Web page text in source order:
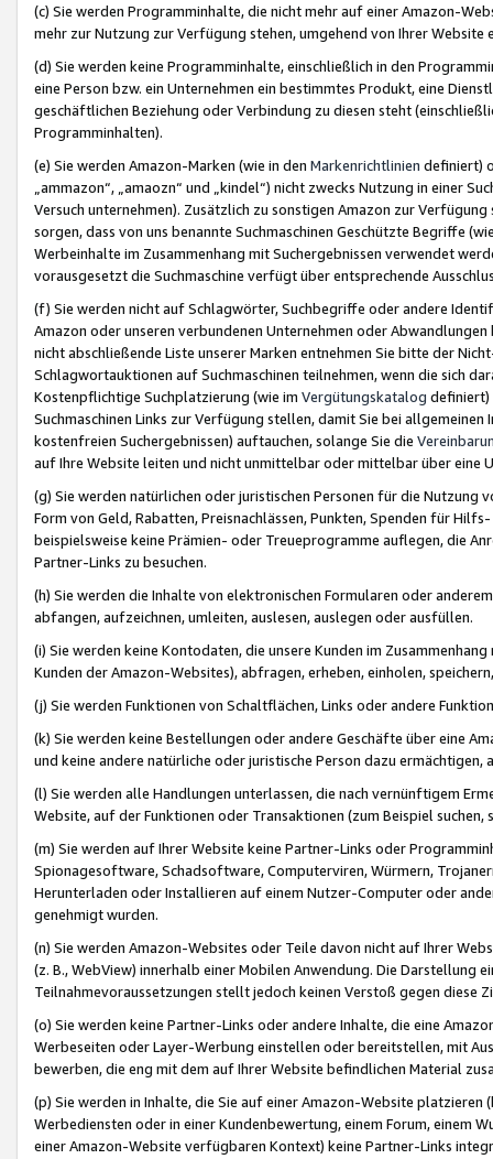
(c) Sie werden Programminhalte, die nicht mehr auf einer Amazon-
mehr zur Nutzung zur Verfügung stehen, umgehend von Ihrer
(d) Sie werden keine Programminhalte, einschließlich in den
eine Person bzw. ein Unternehmen ein bestimmtes Produkt, eine
geschäftlichen Beziehung oder Verbindung zu diesen steht
Programminhalten).
(e) Sie werden Amazon-Marken (wie in den Markenrichtlinien definiert)
„ammazon“, „amaozn“ und „kindel“) nicht zwecks Nutzung in einer
Versuch unternehmen). Zusätzlich zu sonstigen Amazon zur
sorgen, dass von uns benannte Suchmaschinen Geschützte Begriffe
Werbeinhalte im Zusammenhang mit Suchergebnissen verwendet
vorausgesetzt die Suchmaschine verfügt über entsprechende
(f) Sie werden nicht auf Schlagwörter, Suchbegriffe oder andere
Amazon oder unseren verbundenen Unternehmen oder
nicht abschließende Liste unserer Marken entnehmen Sie bitte der
Schlagwortauktionen auf Suchmaschinen teilnehmen, wenn die sich
Kostenpflichtige Suchplatzierung (wie im Vergütungskatalog definiert)
Suchmaschinen Links zur Verfügung stellen, damit Sie bei
kostenfreien Suchergebnissen) auftauchen, solange Sie die
auf Ihre Website leiten und nicht unmittelbar oder mittelbar über eine
(g) Sie werden natürlichen oder juristischen Personen für die Nutzung
Form von Geld, Rabatten, Preisnachlässen, Punkten, Spenden für
beispielsweise keine Prämien- oder Treueprogramme auflegen, die
Partner-Links zu besuchen.
(h) Sie werden die Inhalte von elektronischen Formularen oder
abfangen, aufzeichnen, umleiten, auslesen, auslegen oder ausfüllen.
(i) Sie werden keine Kontodaten, die unsere Kunden im
Kunden der Amazon-Websites), abfragen, erheben, einholen,
(j) Sie werden Funktionen von Schaltflächen, Links oder andere
(k) Sie werden keine Bestellungen oder andere Geschäfte über eine
und keine andere natürliche oder juristische Person dazu
(l) Sie werden alle Handlungen unterlassen, die nach vernünftigem
Website, auf der Funktionen oder Transaktionen (zum Beispiel
(m) Sie werden auf Ihrer Website keine Partner-Links oder
Spionagesoftware, Schadsoftware, Computerviren, Würmern,
Herunterladen oder Installieren auf einem Nutzer-Computer oder
genehmigt wurden.
(n) Sie werden Amazon-Websites oder Teile davon nicht auf Ihrer
(z. B., WebView) innerhalb einer Mobilen Anwendung. Die Darstellung
Teilnahmevoraussetzungen stellt jedoch keinen Verstoß gegen diese
(o) Sie werden keine Partner-Links oder andere Inhalte, die eine
Werbeseiten oder Layer-Werbung einstellen oder bereitstellen, mit
bewerben, die eng mit dem auf Ihrer Website befindlichen Material
(p) Sie werden in Inhalte, die Sie auf einer Amazon-Website
Werbediensten oder in einer Kundenbewertung, einem Forum, einem
einer Amazon-Website verfügbaren Kontext) keine Partner-Links